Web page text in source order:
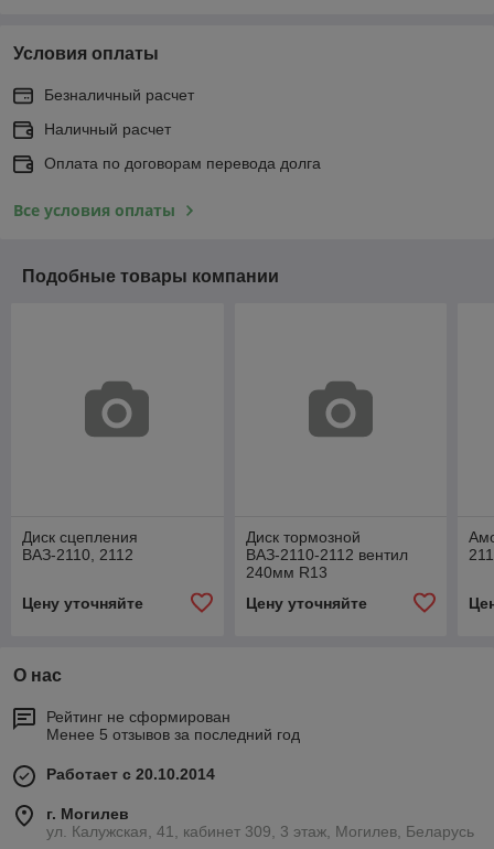
Условия оплаты
Безналичный расчет
Наличный расчет
Оплата по договорам перевода долга
Все условия оплаты
Подобные товары компании
Диск сцепления
ВАЗ-2110, 2112
Цену уточняйте
Диск тормозной
ВАЗ-2110-2112 вентил
240мм R13
Цену уточняйте
О нас
Рейтинг не сформирован
Менее 5 отзывов за последний год
Работает с 20.10.2014
г. Могилев
ул. Калужская, 41, кабинет 309, 3 этаж, Могилев, Беларусь